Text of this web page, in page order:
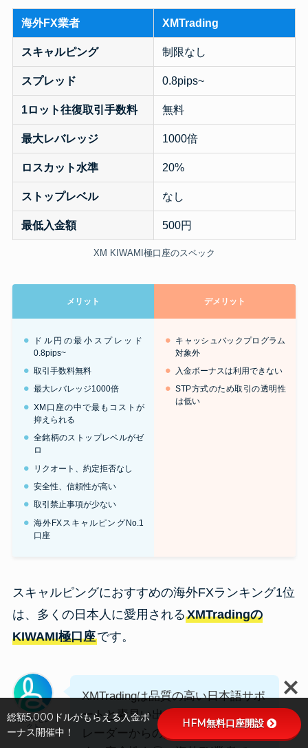
海外FX業者 XMTrading
スキャルピング 制限なし
スプレッド 0.8pips~
1ロット往復取引手数料 無料
最大レバレッジ 1000倍
ロスカット水準 20%
ストップレベル なし
最低入金額 500円
XM KIWAMI極口座のスペック
メリット デメリット
ドル円の最小スプレッド
0.8pips~
取引手数料無料
最大レバレッジ1000倍
XM口座の中で最もコストが
抑えられる
全銘柄のストップレベルがゼ
ロ
リクオート、約定拒否なし
安全性、信頼性が高い
取引禁止事項が少ない
海外FXスキャルピングNo.1
口座
キャッシュバックプログラム
対象外
入金ボーナスは利用できない
STP方式のため取引の透明性
は低い
スキャルピングにおすすめの海外FXランキング1位
は、多くの日本人に愛用されるXMTradingの
KIWAMI極口座です。
海外FXセレ
クト
XMTradingは品質の高い日本語サポ
ートと素早い出金対応で日本人ト
レーダーからの人気が非常に高
総額5,000ドルがもらえる入金ボ
ーナス開催中！
HFM無料口座開設